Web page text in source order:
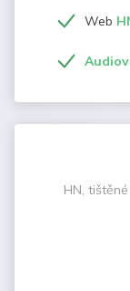
Web
HN,